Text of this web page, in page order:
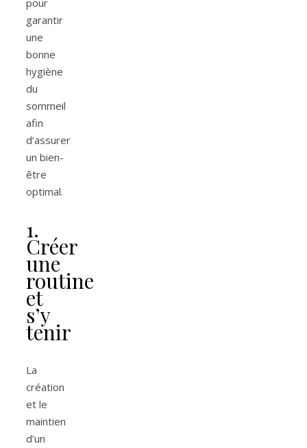
pour
garantir
une
bonne
hygiène
du
sommeil
afin
d’assurer
un bien-
être
optimal.
1.
Créer
une
routine
et
s’y
tenir
La
création
et le
maintien
d’un